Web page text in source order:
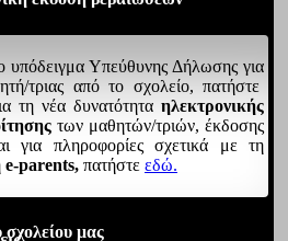
υπόδειγμα Υπεύθυνης Δήλωσης για
τριας από το σχολείο, πατήστε
τη νέα δυνατότητα ηλεκτρονικής
των μαθητών/τριών, έκδοσης
πληροφορίες σχετικά με τη
e-parents, πατήστε εδώ.
μας